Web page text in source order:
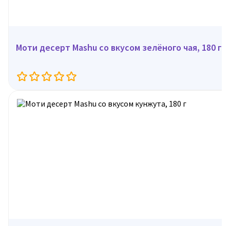
Моти десерт Mashu со вкусом зелёного чая, 180 г